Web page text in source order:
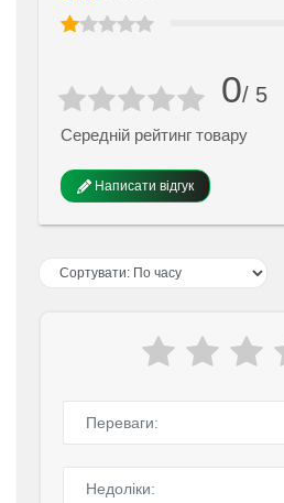
0/ 5
Середній рейтинг товару
Написати відгук